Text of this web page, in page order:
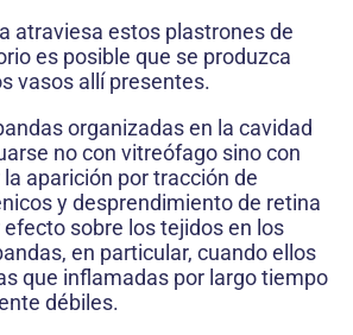
atraviesa estos plastrones de
es posible que se produzca
vasos allí presentes.
organizadas en la cavidad
no con vitreófago sino con
aparición por tracción de
y desprendimiento de retina
sobre los tejidos en los
en particular, cuando ellos
que inflamadas por largo tiempo
débiles.